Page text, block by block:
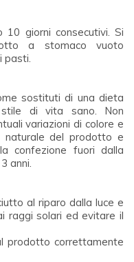
giorni consecutivi. Si
a stomaco vuoto
pasti.
sostituti di una dieta
di vita sano. Non
variazioni di colore e
naturale del prodotto e
confezione fuori dalla
anni.
al riparo dalla luce e
raggi solari ed evitare il
prodotto correttamente